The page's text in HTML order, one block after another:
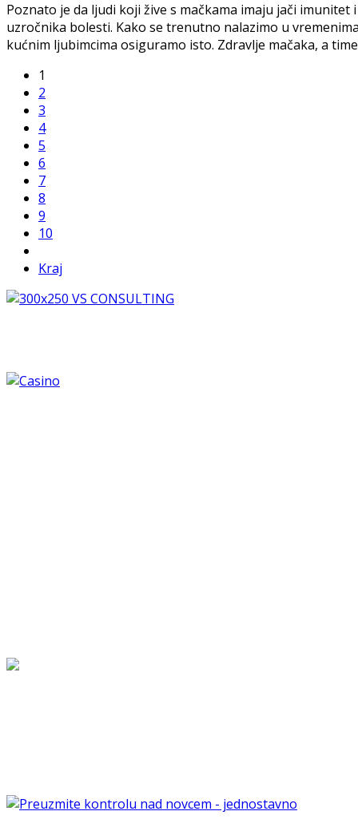
Poznato je da ljudi koji žive s mačkama imaju jači
uzročnika bolesti. Kako se trenutno nalazimo u
kućnim ljubimcima osiguramo isto. Zdravlje mačaka, a
1
2
3
4
5
6
7
8
9
10
Kraj